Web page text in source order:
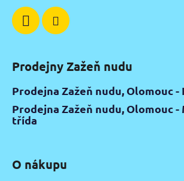
Prodejny Zažeň nudu
Prodejna Zažeň nudu, Olomouc -
Prodejna Zažeň nudu, Olomouc -
třída
O nákupu